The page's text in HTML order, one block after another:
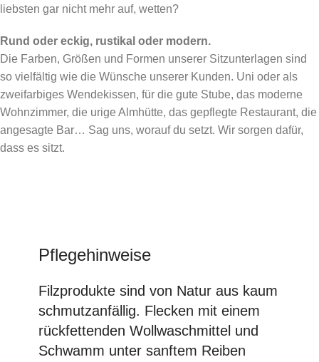
liebsten gar nicht mehr auf, wetten?
Rund oder eckig, rustikal oder modern.
Die Farben, Größen und Formen unserer Sitzunterlagen sind
so vielfältig wie die Wünsche unserer Kunden. Uni oder als
zweifarbiges Wendekissen, für die gute Stube, das moderne
Wohnzimmer, die urige Almhütte, das gepflegte Restaurant, die
angesagte Bar… Sag uns, worauf du setzt. Wir sorgen dafür,
dass es sitzt.
Pflegehinweise
Filzprodukte sind von Natur aus kaum
schmutzanfällig. Flecken mit einem
rückfettenden Wollwaschmittel und
Schwamm unter sanftem Reiben